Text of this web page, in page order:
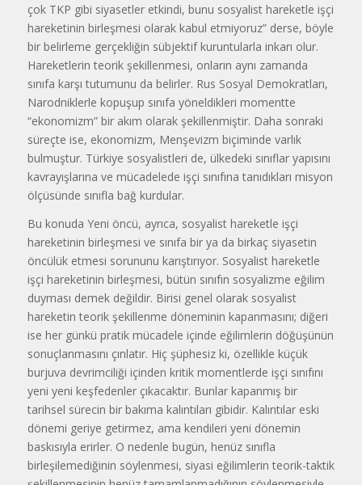
çok TKP gibi siyasetler etkindi, bunu sosyalist hareketle işçi
hareketinin birleşmesi olarak kabul etmiyoruz” derse, böyle
bir belirleme gerçekliğin sübjektif kuruntularla inkarı olur.
Hareketlerin teorik şekillenmesi, onların aynı zamanda
sınıfa karşı tutumunu da belirler. Rus Sosyal Demokratları,
Narodniklerle kopuşup sınıfa yöneldikleri momentte
“ekonomizm” bir akım olarak şekillenmiştir. Daha sonraki
süreçte ise, ekonomizm, Menşevizm biçiminde varlık
bulmuştur. Türkiye sosyalistleri de, ülkedeki sınıflar yapısını
kavrayışlarına ve mücadelede işçi sınıfına tanıdıkları misyon
ölçüsünde sınıfla bağ kurdular.
Bu konuda Yeni öncü, ayrıca, sosyalist hareketle işçi
hareketinin birleşmesi ve sınıfa bir ya da birkaç siyasetin
öncülük etmesi sorununu karıştırıyor. Sosyalist hareketle
işçi hareketinin birleşmesi, bütün sınıfın sosyalizme eğilim
duyması demek değildir. Birisi genel olarak sosyalist
hareketin teorik şekillenme döneminin kapanmasını; diğeri
ise her günkü pratik mücadele içinde eğilimlerin döğüşünün
sonuçlanmasını çınlatır. Hiç şüphesiz ki, özellikle küçük
burjuva devrimciliği içinden kritik momentlerde işçi sınıfını
yeni yeni keşfedenler çıkacaktır. Bunlar kapanmış bir
tarihsel sürecin bir bakıma kalıntıları gibidir. Kalıntılar eski
dönemi geriye getirmez, ama kendileri yeni dönemin
baskısıyla erirler. O nedenle bugün, henüz sınıfla
birleşilemediğinin söylenmesi, siyasi eğilimlerin teorik-taktik